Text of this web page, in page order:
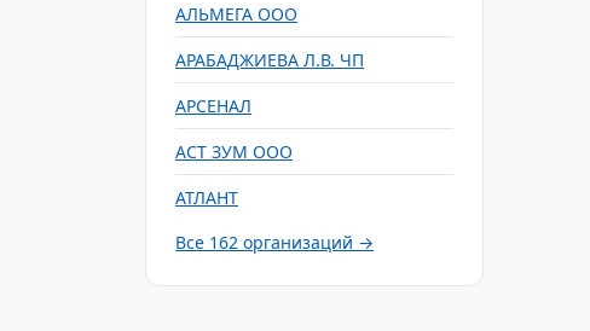
АЛЬМЕГА ООО
АРАБАДЖИЕВА Л.В. ЧП
АРСЕНАЛ
АСТ ЗУМ ООО
АТЛАНТ
Все 162 организаций →